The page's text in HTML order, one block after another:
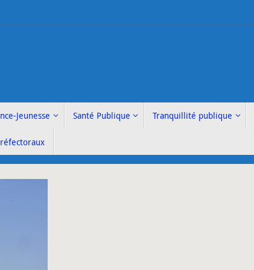
Jeunesse Santé Publique Tranquillité publique